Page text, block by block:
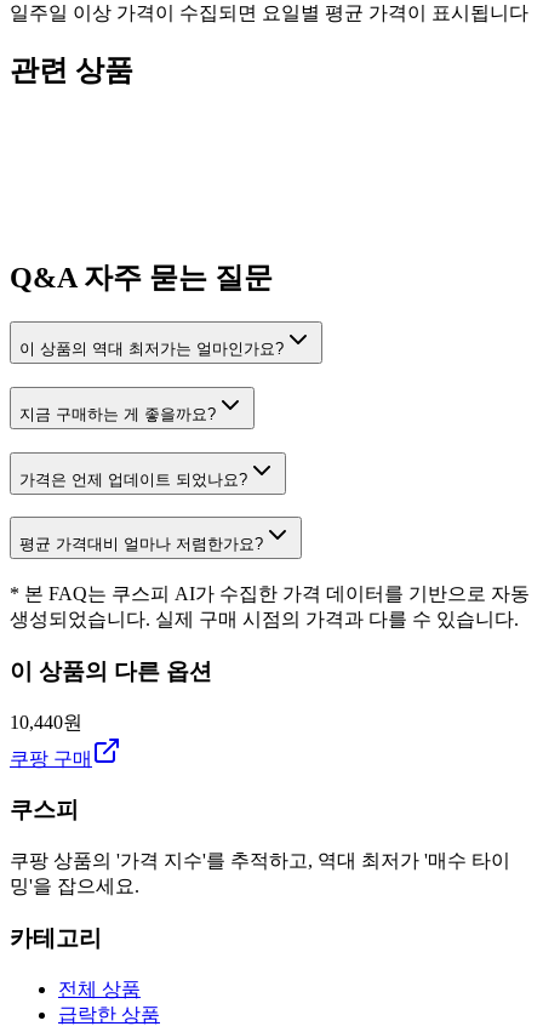
일주일 이상 가격이 수집되면 요일별 평균 가격이 표시됩니다
관련 상품
Q&A자주 묻는 질문
이 상품의 역대 최저가는 얼마인가요?
지금 구매하는 게 좋을까요?
가격은 언제 업데이트 되었나요?
평균 가격대비 얼마나 저렴한가요?
* 본 FAQ는 쿠스피 AI가 수집한 가격 데이터를 기반으로 자동
생성되었습니다. 실제 구매 시점의 가격과 다를 수 있습니다.
이 상품의 다른 옵션
10,440원
쿠팡 구매
쿠스피
쿠팡 상품의 '가격 지수'를 추적하고, 역대 최저가 '매수 타이
밍'을 잡으세요.
카테고리
전체 상품
급락한 상품